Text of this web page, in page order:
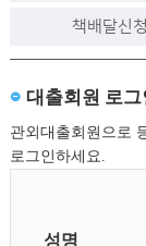
책배달신